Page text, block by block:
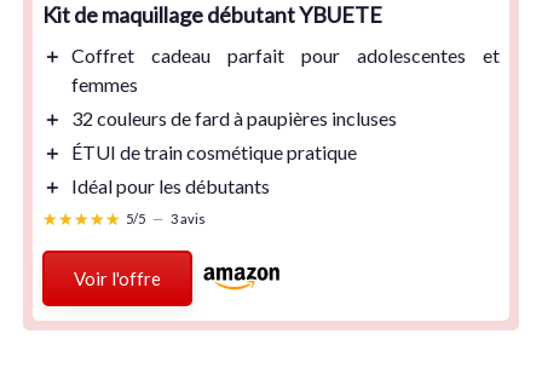
Kit de maquillage débutant YBUETE
＋ Coffret cadeau parfait pour adolescentes et
femmes
＋
32 couleurs de fard à paupières incluses
＋
ÉTUI de train cosmétiquepratique
＋
Idéal pour les débutants
★★★★★
★★★★★ 5/5 — 3 avis
Voir l'offre